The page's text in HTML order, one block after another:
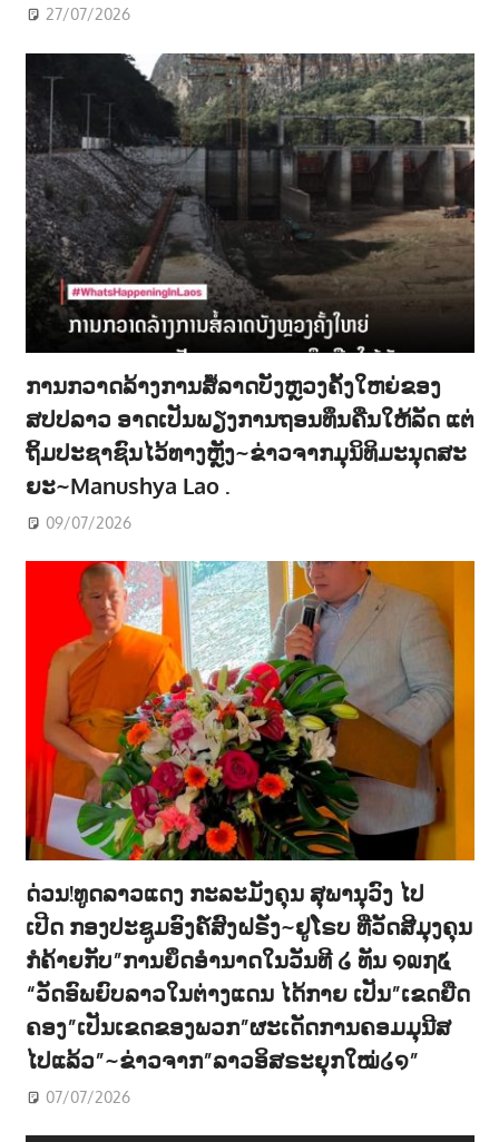
27/07/2026
ການກວາດລ້າງການສໍ້ລາດບັງຫຼວງຄັ້ງໃຫຍ່ຂອງ
ສປປລາວ ອາດເປັນພຽງການຖອນທຶນຄືນໃຫ້ລັດ ແຕ່
ຖິ້ມປະຊາຊົນໄວ້ທາງຫຼັງ~ຂ່າວຈາກມຸນິທິມະນຸດສະ
ຍະ~Manushya Lao .
09/07/2026
ດ່ວນ!ທູດລາວແດງ ກະລະມັງຄຸນ ສຸພານຸວົງ ໄປ
ເປີດ ກອງປະຊູມອົງຄ໌ສົງຝຣັ່ງ~ຢູໂຣບ ທີ່ວັດສີມຸງຄຸນ
ກໍຄ້າຍກັບ”ການຍຶດອຳນາດໃນວັນທີ ໒ ທັນ ໑໙໗໕
“ວັດອົພຍົບລາວໃນຕ່າງແດນ ໄດ້ກາຍ ເປັນ”ເຂດຍືດ
ຄອງ”ເປັນເຂດຂອງພວກ”ຜະເດັດການຄອມມຸນີສ
ໄປແລ້ວ”~ຂ່າວຈາກ”ລາວອິສຣະຍຸກໃໝ່໒໑”
07/07/2026